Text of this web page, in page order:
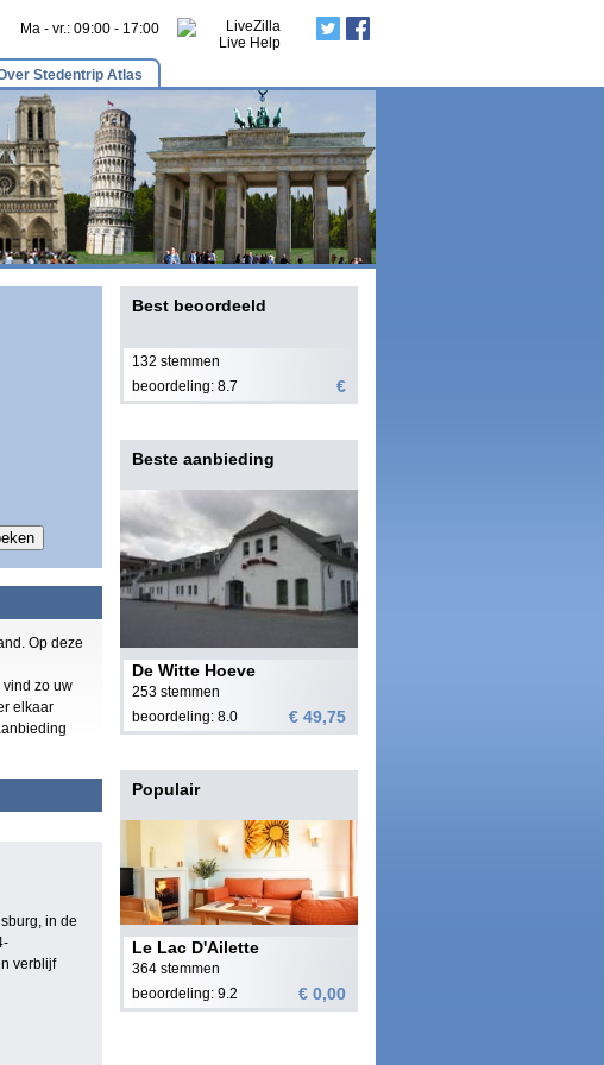
Ma - vr.: 09:00 - 17:00
Stedentrip Atlas
Op deze
zo uw
elkaar
in de
verblijf
Best beoordeeld
132 stemmen
beoordeling: 8.7
€
Beste aanbieding
De Witte Hoeve
253 stemmen
beoordeling: 8.0
€ 49,75
Populair
Le Lac D'Ailette
364 stemmen
beoordeling: 9.2
€ 0,00